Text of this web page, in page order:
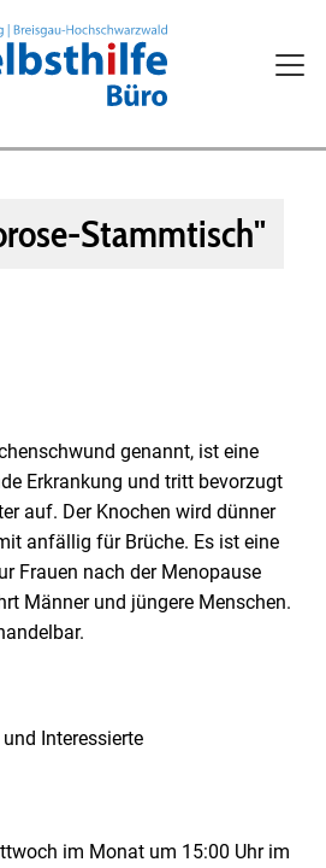
Stammtisch"
genannt, ist eine
Erkrankung und tritt bevorzugt
auf. Der Knochen wird dünner
anfällig für Brüche. Es ist eine
Frauen nach der Menopause
Männer und jüngere Menschen.
Interessierte
im Monat um 15:00 Uhr im